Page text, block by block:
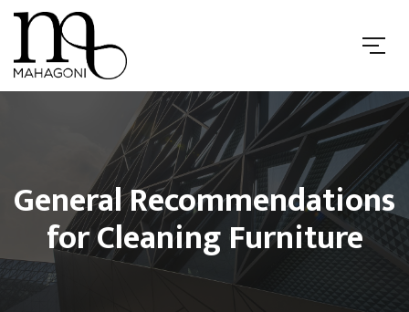
General Recommendations
for Cleaning Furniture